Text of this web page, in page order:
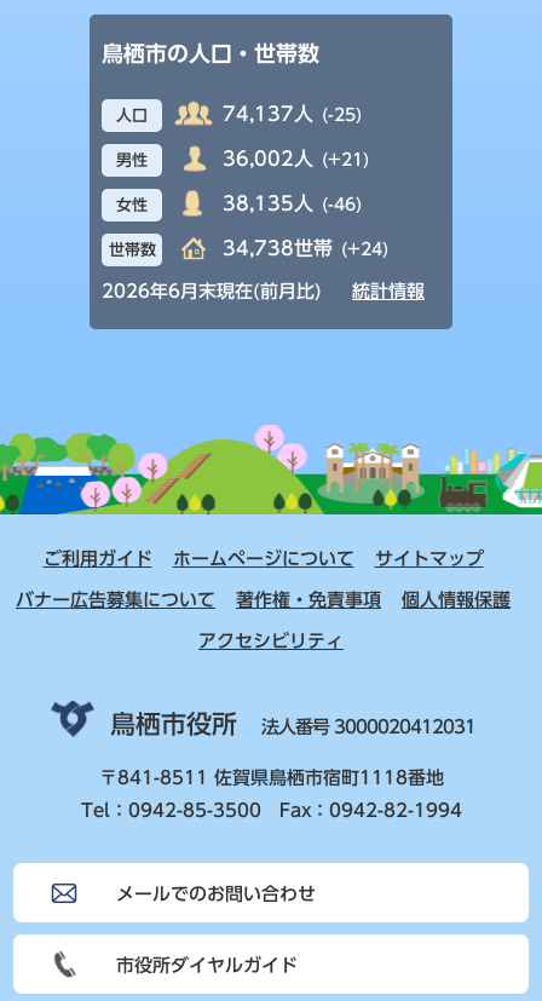
鳥栖市の人口・世帯数
人口 74,137人 (-25)
男性 36,002人 (+21)
女性 38,135人 (-46)
世帯数 34,738世帯 (+24)
2026年6月末現在(前月比) 統計情報
ご利用ガイド ホームページについて サイトマップ
バナー広告募集について 著作権・免責事項 個人情報保護
アクセシビリティ
鳥栖市役所 法人番号 3000020412031
〒841-8511 佐賀県鳥栖市宿町1118番地
Tel：0942-85-3500 Fax：0942-82-1994
メールでのお問い合わせ
市役所ダイヤルガイド